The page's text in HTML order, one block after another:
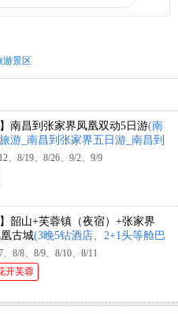
游景区
】南昌到张家界凤凰双动5日游(南
游_南昌到张家界五日游_南昌到
少钱？)
、8/19、8/26、9/2、9/9
】韶山+芙蓉镇（夜宿）+张家界
古城(3晚5钻酒店、2+1头等舱巴
8/8、8/9、8/10、8/11
开芙蓉